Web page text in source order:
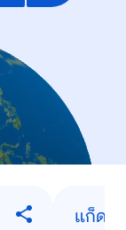
แก็ดเจ็